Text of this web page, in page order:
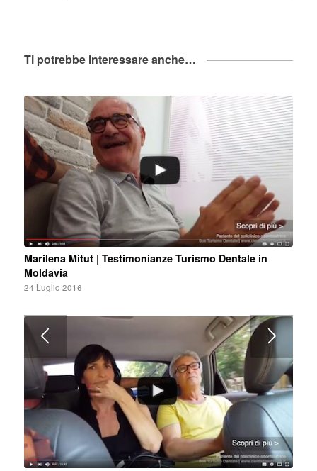
Ti potrebbe interessare anche…
Marilena Mitut | Testimonianze Turismo Dentale in
Moldavia
24 Luglio 2016